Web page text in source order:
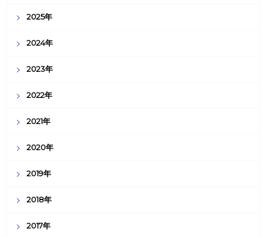
2025年
2024年
2023年
2022年
2021年
2020年
2019年
2018年
2017年